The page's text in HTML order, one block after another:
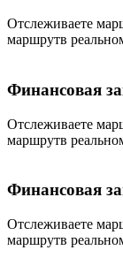
Отслеживаете
маршрутв
Финансовая
Отслеживаете
маршрутв
Финансовая
Отслеживаете
маршрутв